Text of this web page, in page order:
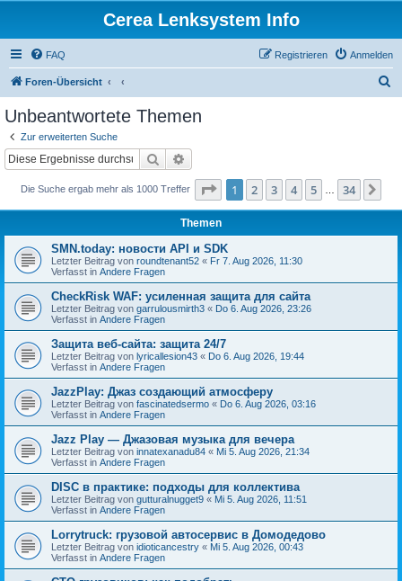
Cerea Lenksystem Info
FAQ Anmelden
Registrieren
Foren-Übersicht
Unbeantwortete Themen
Zur erweiterten Suche
Suche
Die Suche ergab mehr als 1000 Treffer Seite 1von 34
1 2 3 4 5 34
Themen
SMN.today: новости API и SDK
Letzter Beitrag von roundtenant52 « Fr 7. Aug 2026, 11:30
Verfasst in Andere Fragen
CheckRisk WAF: усиленная защита для сайта
Letzter Beitrag von garrulousmirth3 « Do 6. Aug 2026, 23:26
Verfasst in Andere Fragen
Защита веб-сайта: защита 24/7
Letzter Beitrag von lyricallesion43 « Do 6. Aug 2026, 19:44
Verfasst in Andere Fragen
JazzPlay: Джаз создающий атмосферу
Letzter Beitrag von fascinatedsermo « Do 6. Aug 2026, 03:16
Verfasst in Andere Fragen
Jazz Play — Джазовая музыка для вечера
Letzter Beitrag von innatexanadu84 « Mi 5. Aug 2026, 21:34
Verfasst in Andere Fragen
DISC в практике: подходы для коллектива
Letzter Beitrag von gutturalnugget9 « Mi 5. Aug 2026, 11:51
Verfasst in Andere Fragen
Lorrytruck: грузовой автосервис в Домодедово
Letzter Beitrag von idioticancestry « Mi 5. Aug 2026, 00:43
Verfasst in Andere Fragen